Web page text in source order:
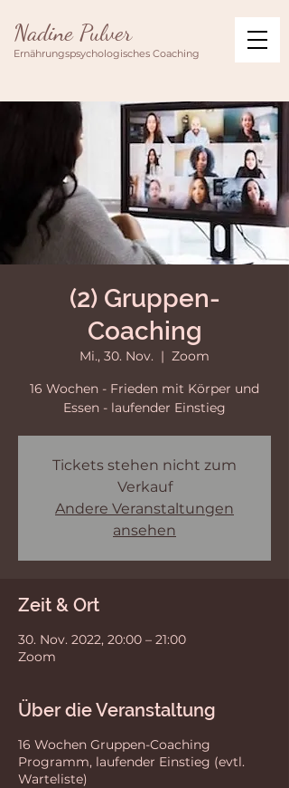
Nadine Pulver
Ernährungspsychologisches Coaching
(2) Gruppen-
Coaching
Mi., 30. Nov.
  |
Zoom
16 Wochen - Frieden mit Körper und
Essen - laufender Einstieg
Tickets stehen nicht zum
Verkauf
Andere Veranstaltungen
ansehen
Zeit & Ort
30. Nov. 2022, 20:00 – 21:00
Zoom
Über die Veranstaltung
16 Wochen Gruppen-Coaching
Programm, laufender Einstieg (evtl.
Warteliste)